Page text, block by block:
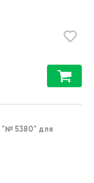
"№ 5380" для